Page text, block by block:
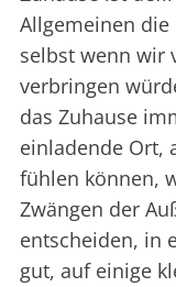
Allgemeinen
selbst wenn wir
verbringen
das Zuhause
einladende Ort,
fühlen können,
Zwängen der
entscheiden, in
gut, auf einige